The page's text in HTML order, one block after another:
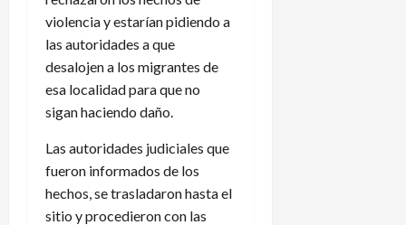
violencia y estarían pidiendo a
las autoridades a que
desalojen a los migrantes de
esa localidad para que no
sigan haciendo daño.
Las autoridades judiciales que
fueron informados de los
hechos, se trasladaron hasta el
sitio y procedieron con las